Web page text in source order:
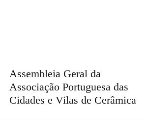
Assembleia Geral da
Associação Portuguesa das
Cidades e Vilas de Cerâmica